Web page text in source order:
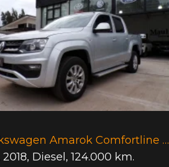
Volkswagen Amarok Comfortline 4x2
2018, Diesel ,124.000 km.